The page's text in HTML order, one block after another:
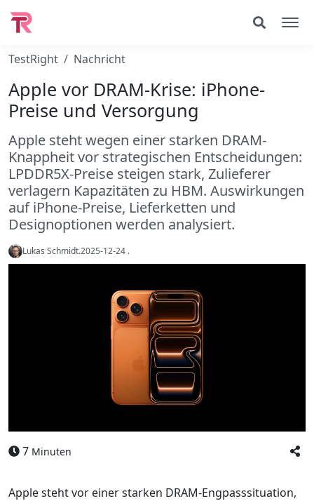
TestRight Nachricht
Apple vor DRAM-Krise: iPhone-
Preise und Versorgung
Apple steht wegen einer starken DRAM-
Knappheit vor strategischen Entscheidungen:
LPDDR5X-Preise steigen stark, Zulieferer
verlagern Kapazitäten zu HBM. Auswirkungen
auf iPhone-Preise, Lieferketten und
Designoptionen werden analysiert.
Lukas Schmidt.2025-12-24 .
7 Minuten
Apple steht vor einer starken DRAM-Engpasssituation,